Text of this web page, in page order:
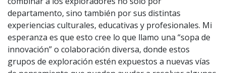
departamento, sino también por sus distintas
experiencias culturales, educativas y profesionales. Mi
esperanza es que esto cree lo que llamo una “sopa de
innovación” o colaboración diversa, donde estos
grupos de exploración estén expuestos a nuevas vías